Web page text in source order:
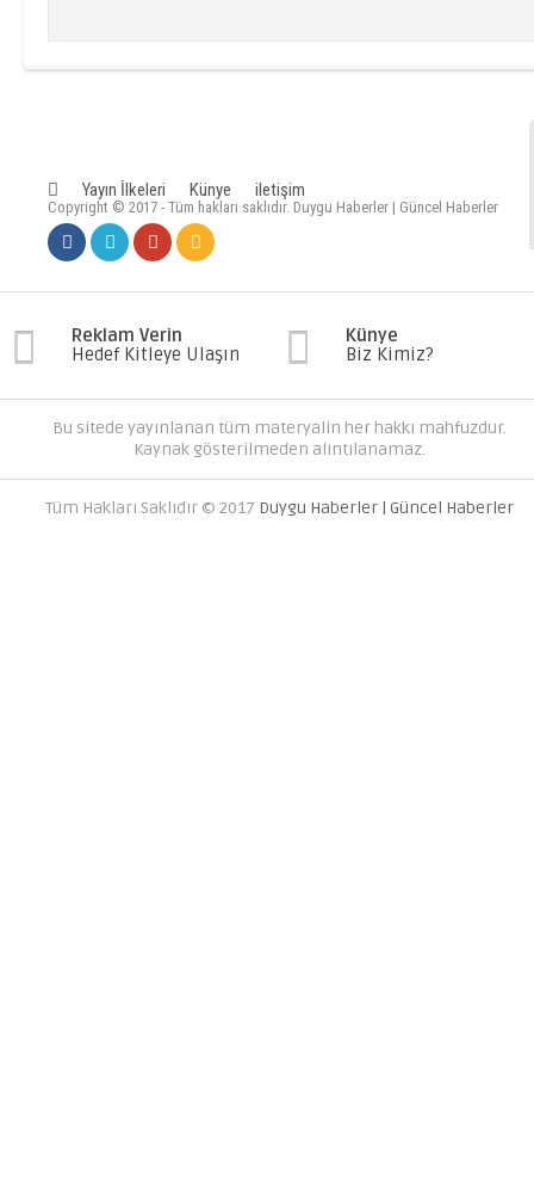
Yayın İlkeleri Künye iletişim
Copyright © 2017 - Tüm hakları saklıdır. Duygu Haberler | Güncel Haberler
Reklam Verin
Hedef Kitleye Ulaşın
Künye
Biz Kimiz?
Bu sitede yayınlanan tüm materyalin her hakkı mahfuzdur.
Kaynak gösterilmeden alıntılanamaz.
Tüm Hakları Saklıdır © 2017 Duygu Haberler | Güncel Haberler